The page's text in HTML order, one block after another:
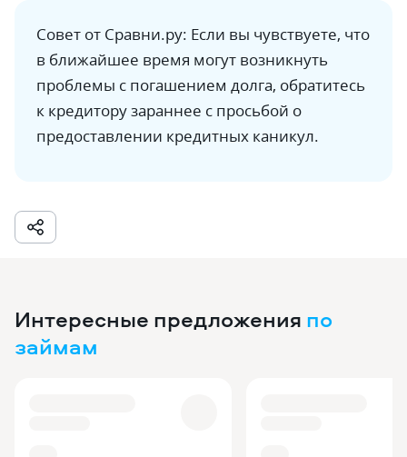
Совет от Сравни.ру: Если вы чувствуете, что
в ближайшее время могут возникнуть
проблемы с погашением долга, обратитесь
к кредитору зараннее с просьбой о
предоставлении кредитных каникул.
Интересные предложения по
займам